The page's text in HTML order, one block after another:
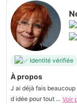
Identité vérifiée
À propos
J ai déjà fais
d idée pour tout ... Voir